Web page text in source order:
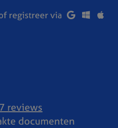
registreer via
reviews
documenten